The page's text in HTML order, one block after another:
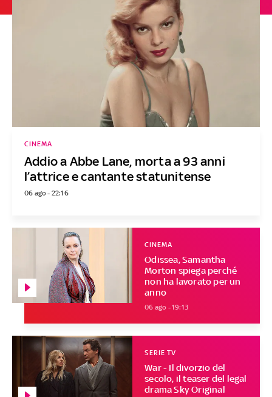
Addio a Abbe Lane, morta a 93 anni
l’attrice e cantante statunitense
CINEMA
06 ago - 22:16
Odissea, Samantha
Morton spiega perché
non ha lavorato per un
anno
CINEMA
06 ago - 19:13
War - Il divorzio del
secolo, il teaser del legal
drama Sky Original
SERIE TV